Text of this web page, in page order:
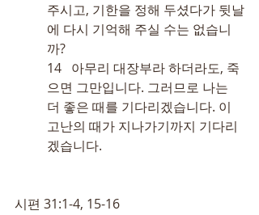
주시고, 기한을 정해 두셨다가 뒷날
에 다시 기억해 주실 수는 없습니
까?
14   아무리 대장부라 하더라도, 죽
으면 그만입니다. 그러므로 나는
더 좋은 때를 기다리겠습니다. 이
고난의 때가 지나가기까지 기다리
겠습니다.
시편 31:1-4, 15-16